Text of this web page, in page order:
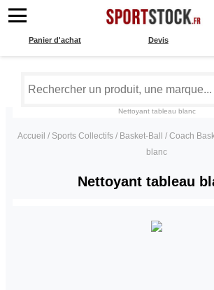
Devis
Panier d'achat
Nettoyant tableau blanc
Accueil / Sports Collectifs / Basket-Ball / Coach
blanc
Nettoyant tableau